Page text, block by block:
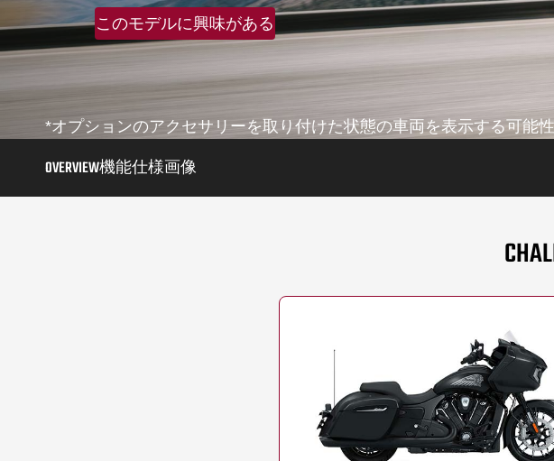
このモデルに興味がある
*オプションのアクセサリーを取り付けた状態の車両を表示する可能性
OVERVIEW機能仕様画像